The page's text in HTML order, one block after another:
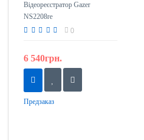
Відеореєстратор Gazer
NS2208re
0
6 540грн.
Предзаказ